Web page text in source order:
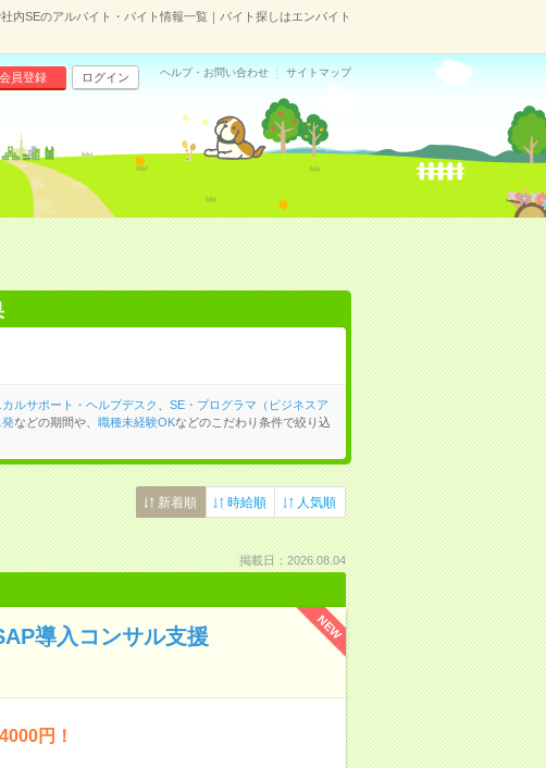
内SEのアルバイト・バイト情報一覧｜バイト探しはエンバイト
会員登録 ログイン ヘルプ・お問い合わせ サイトマップ
ルサポート・ヘルプデスク
SE・プログラマ（ビジネスア
発などの期間や、 職種未経験OKなどのこだわり条件で絞り込
新着順 時給順 人気順
掲載日：2026.08.04
NEW
導入コンサル支援
円！